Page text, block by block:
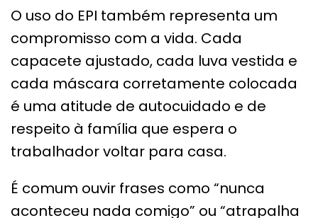
O uso do EPI também representa um
compromisso com a vida. Cada
capacete ajustado, cada luva vestida e
cada máscara corretamente colocada
é uma atitude de autocuidado e de
respeito à família que espera o
trabalhador voltar para casa.
É comum ouvir frases como “nunca
aconteceu nada comigo” ou “atrapalha